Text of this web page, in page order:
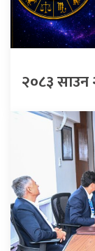
२०८३